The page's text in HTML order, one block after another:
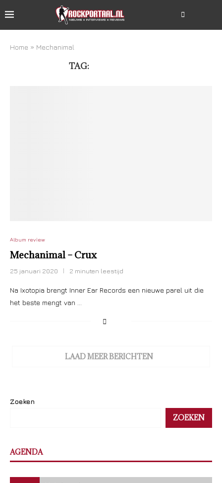
Home » Mechanimal
TAG:
Album review
Mechanimal – Crux
25 januari 2020 2 minuten leestijd
Na Ixotopia brengt Inner Ear Records een nieuwe parel uit die
het beste mengt van …
LAAD MEER BERICHTEN
Zoeken
ZOEKEN
AGENDA